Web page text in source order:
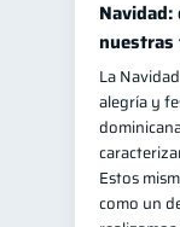
La
alegría y
Estos
como un